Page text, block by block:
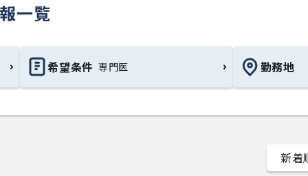
一覧
希望条件 専門医 勤務地